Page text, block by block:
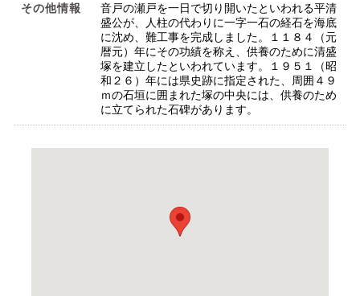
その他情報
音戸の瀬戸を一日で切り開いたといわれる平清
盛公が、人柱の代わりに一字一石の経石を海底
に沈め、難工事を完成しました。１１８４（元
暦元）年にその功績を称え、供養のために清盛
塚を建立したといわれています。１９５１（昭
和２６）年には県史跡に指定された、周囲４９
ｍの石垣に囲まれた塚の中央には、供養のため
に立てられた石碑があります。